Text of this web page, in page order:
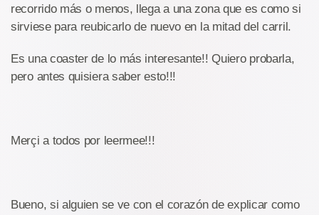
recorrido más o menos, llega a una zona que es como si
sirviese para reubicarlo de nuevo en la mitad del carril.
Es una coaster de lo más interesante!! Quiero probarla,
pero antes quisiera saber esto!!!
Merçi a todos por leermee!!!
Bueno, si alguien se ve con el corazón de explicar como